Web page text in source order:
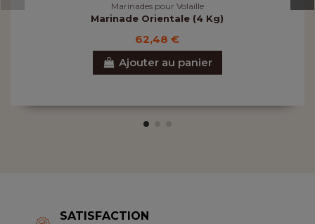
Marinades pour Volaille
Marinade Orientale (4 Kg)
62,48 €
Ajouter au panier
SATISFACTION